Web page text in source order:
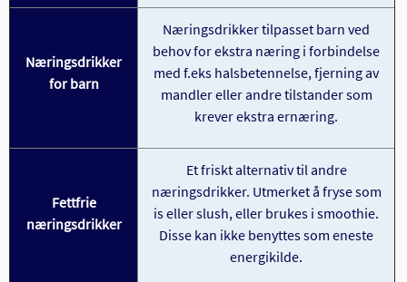
Næringsdrikker
for barn
Næringsdrikker tilpasset barn ved
behov for ekstra næring i forbindelse
med f.eks halsbetennelse, fjerning av
mandler eller andre tilstander som
krever ekstra ernæring.
Fettfrie
næringsdrikker
Et friskt alternativ til andre
næringsdrikker. Utmerket å fryse som
is eller slush, eller brukes i smoothie.
Disse kan ikke benyttes som eneste
energikilde.